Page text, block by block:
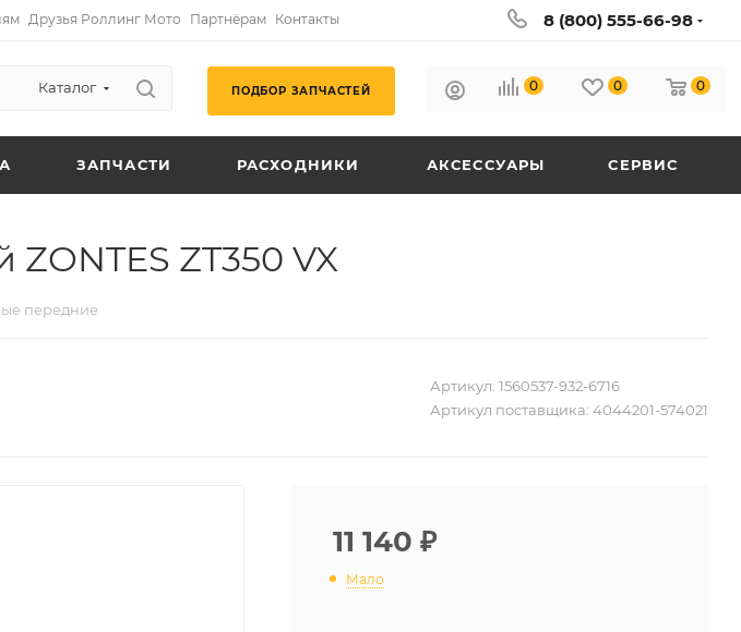
Друзья Роллинг Мото Партнёрам Контакты 8 (800) 555-66-98
Каталог ПОДБОР ЗАПЧАСТЕЙ 0 0 0
ЗАПЧАСТИ РАСХОДНИКИ АКСЕССУАРЫ СЕРВИС
ZT350 VX
передние
Артикул: 1560537-932-6716
Артикул поставщика: 4044201-574021
11 140 ₽
Мало